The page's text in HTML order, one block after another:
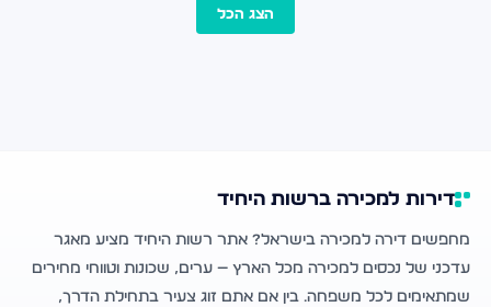
הצג הכל
דירות למכירה ברשות היחיד
מחפשים דירה למכירה בישראל? אתר רשות היחיד מציע מאגר
עדכני של נכסים למכירה מכל הארץ — ערים, שכונות וטווחי מחירים
שמתאימים לכל משפחה. בין אם אתם זוג צעיר בתחילת הדרך,